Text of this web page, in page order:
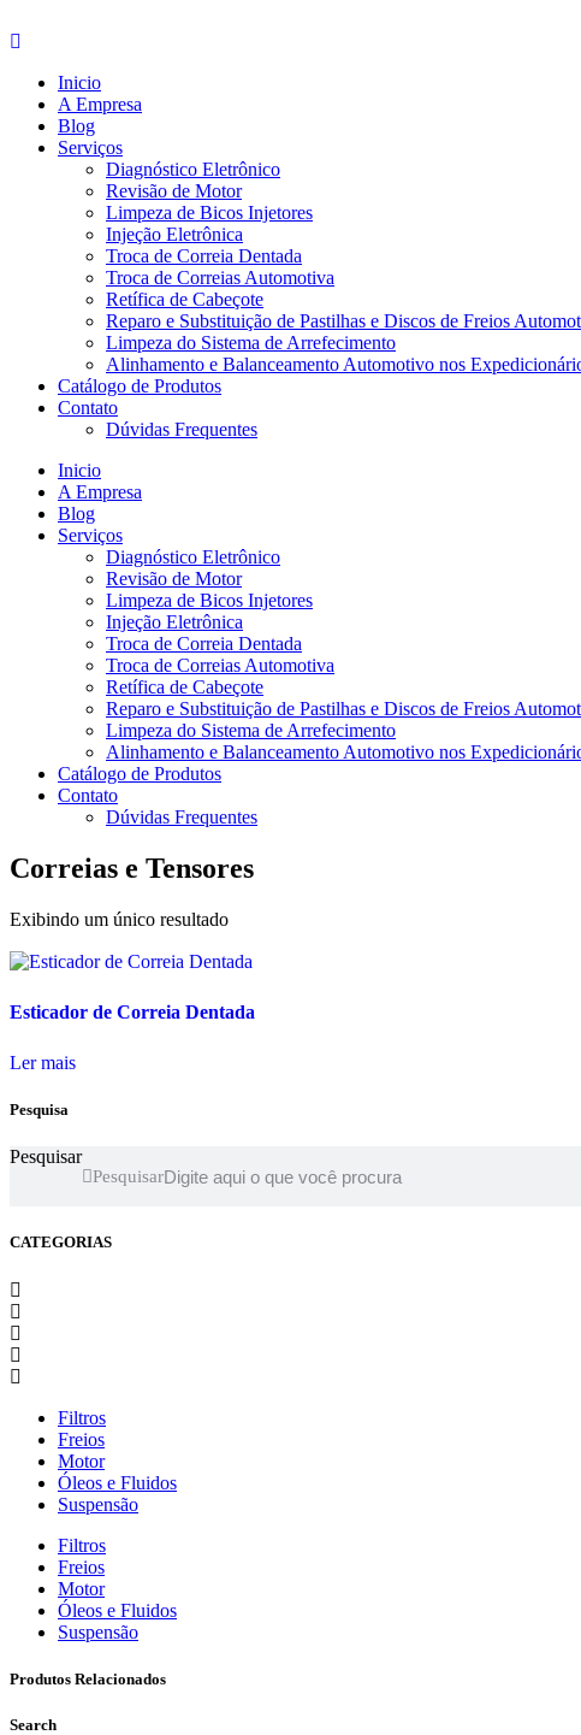
para
conteúdoInicio
A Empresa
Blog
Serviços
Diagnóstico Eletrônico
Revisão de Motor
Limpeza de Bicos Injetores
Injeção Eletrônica
Troca de Correia Dentada
Troca de Correias Automotiva
Retífica de Cabeçote
Reparo e Substituição de Pastilhas e Discos de Freios
Limpeza do Sistema de Arrefecimento
Alinhamento e Balanceamento Automotivo nos
Catálogo de Produtos
Contato
Dúvidas Frequentes
Inicio
A Empresa
Blog
Serviços
Diagnóstico Eletrônico
Revisão de Motor
Limpeza de Bicos Injetores
Injeção Eletrônica
Troca de Correia Dentada
Troca de Correias Automotiva
Retífica de Cabeçote
Reparo e Substituição de Pastilhas e Discos de Freios
Limpeza do Sistema de Arrefecimento
Alinhamento e Balanceamento Automotivo nos
Catálogo de Produtos
Contato
Dúvidas Frequentes
Correias e Tensores
Exibindo um único resultado
Esticador de Correia Dentada
Ler mais
Pesquisa
Pesquisar
Pesquisar
CATEGORIAS
Filtros
Freios
Motor
Óleos e Fluidos
Suspensão
Filtros
Freios
Motor
Óleos e Fluidos
Suspensão
Produtos Relacionados
Search